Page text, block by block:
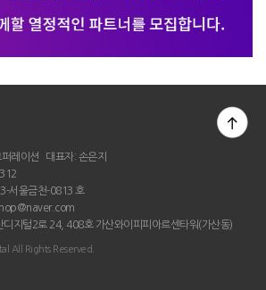
레이션 대표자: 손은지
서울금천-0813 호
디지털2로 24, 408호 가산와이피피아르센타워(가산동)
All Rights Reserved.